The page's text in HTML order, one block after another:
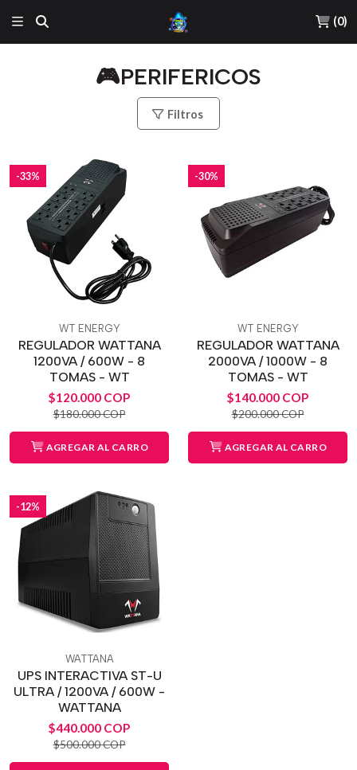
(0)
🎮PERIFERICOS
Filtros
-33%
WT ENERGY
REGULADOR WATTANA
1200VA / 600W - 8
TOMAS - WT
$120.000 COP
$180.000 COP
AGREGAR AL CARRO
-30%
WT ENERGY
REGULADOR WATTANA
2000VA / 1000W - 8
TOMAS - WT
$140.000 COP
$200.000 COP
AGREGAR AL CARRO
-12%
WATTANA
UPS INTERACTIVA ST-U
ULTRA / 1200VA / 600W -
WATTANA
$440.000 COP
$500.000 COP